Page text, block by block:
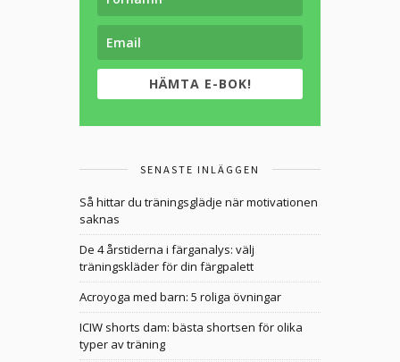
HÄMTA E-BOK!
SENASTE INLÄGGEN
Så hittar du träningsglädje när motivationen
saknas
De 4 årstiderna i färganalys: välj
träningskläder för din färgpalett
Acroyoga med barn: 5 roliga övningar
ICIW shorts dam: bästa shortsen för olika
typer av träning